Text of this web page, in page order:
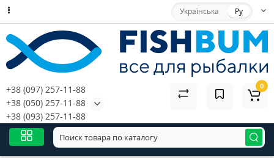
Українська Ру
+38 (097) 257-11-88
+38 (050) 257-11-88
+38 (093) 257-11-88
0